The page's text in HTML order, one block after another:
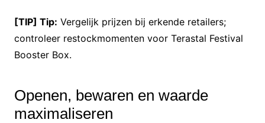
[TIP] Tip: Vergelijk prijzen bij erkende retailers;
controleer restockmomenten voor Terastal Festival
Booster Box.
Openen, bewaren en waarde
maximaliseren